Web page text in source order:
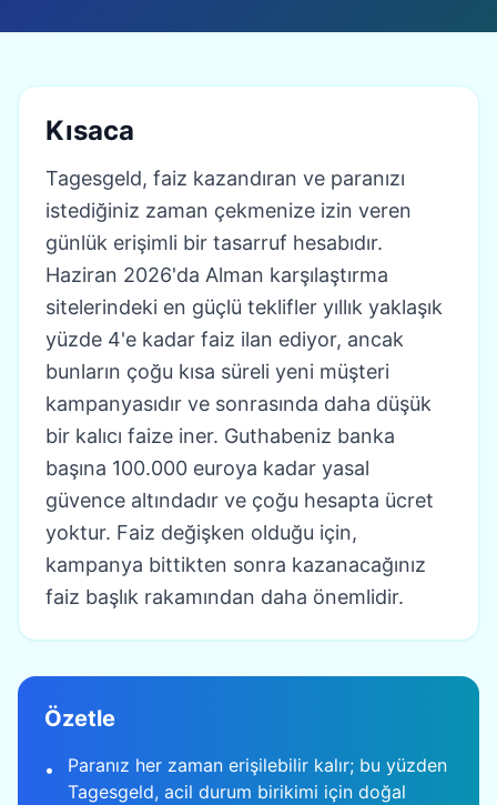
Kısaca
Tagesgeld, faiz kazandıran ve paranızı
istediğiniz zaman çekmenize izin veren
günlük erişimli bir tasarruf hesabıdır.
Haziran 2026'da Alman karşılaştırma
sitelerindeki en güçlü teklifler yıllık yaklaşık
yüzde 4'e kadar faiz ilan ediyor, ancak
bunların çoğu kısa süreli yeni müşteri
kampanyasıdır ve sonrasında daha düşük
bir kalıcı faize iner. Guthabeniz banka
başına 100.000 euroya kadar yasal
güvence altındadır ve çoğu hesapta ücret
yoktur. Faiz değişken olduğu için,
kampanya bittikten sonra kazanacağınız
faiz başlık rakamından daha önemlidir.
Özetle
•
Paranız her zaman erişilebilir kalır; bu yüzden
Tagesgeld, acil durum birikimi için doğal